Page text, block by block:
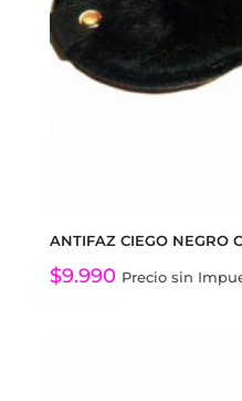
ANTIFAZ CIEGO NEGRO
$9.990 Precio sin